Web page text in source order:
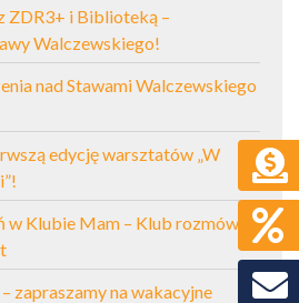
ZDR3+ i Biblioteką –
Walczewskiego!
nad Stawami Walczewskiego
edycję warsztatów „W
Klubie Mam – Klub rozmów i
zapraszamy na wakacyjne